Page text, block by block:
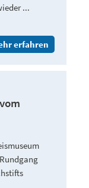
...
erfahren